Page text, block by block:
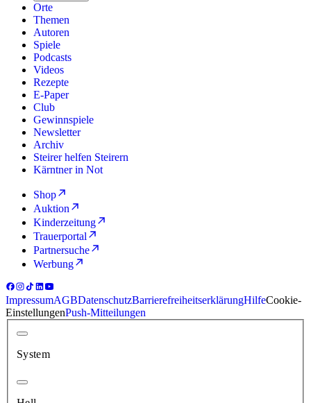
Orte
Themen
Autoren
Spiele
Podcasts
Videos
Rezepte
E-Paper
Club
Gewinnspiele
Newsletter
Archiv
Steirer helfen Steirern
Kärntner in Not
Shop
Auktion
Kinderzeitung
Trauerportal
Partnersuche
Werbung
ImpressumAGBDatenschutzBarrierefreiheitserklärungHilfeCookie-
EinstellungenPush-Mitteilungen
System